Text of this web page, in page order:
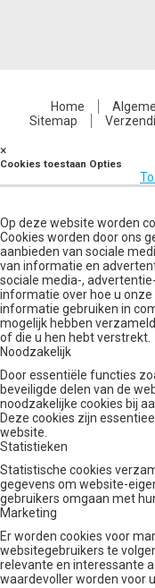
Home
Sitemap
×
Cookies toestaan Opties
Op deze website worden
Cookies worden door ons
aanbieden van sociale
van informatie en
sociale media-,
informatie over hoe u
informatie gebruiken in
mogelijk hebben
of die u hen hebt verstrekt.
Noodzakelijk
Door essentiële functies
beveiligde delen van de
noodzakelijke cookies bij
Deze cookies zijn
website.
Statistieken
Statistische cookies
gegevens om website-
gebruikers omgaan met
Marketing
Er worden cookies voor
websitegebruikers te
relevante en interessante
waardevoller worden voor